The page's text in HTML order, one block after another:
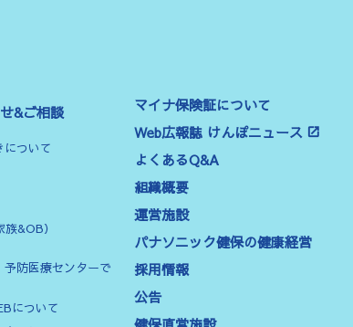
&ご相談
ついて
族&OB）
防医療センターで
について
マイナ保険証について
Web広報誌 けんぽニュース
よくあるQ&A
組織概要
運営施設
パナソニック健保の健康経営
採用情報
公告